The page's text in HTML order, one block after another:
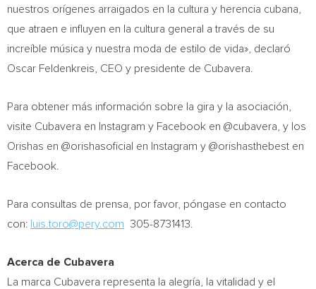
nuestros orígenes arraigados en la cultura y herencia cubana,
que atraen e influyen en la cultura general a través de su
increíble música y nuestra moda de estilo de vida», declaró
Oscar Feldenkreis , CEO y presidente de Cubavera.
Para obtener más información sobre la gira y la asociación,
visite Cubavera en Instagram y Facebook en @cubavera, y los
Orishas en @orishasoficial en Instagram y @orishasthebest en
Facebook.
Para consultas de prensa, por favor, póngase en contacto
con: luis.toro@pery.com 305-8731413.
Acerca de Cubavera
La marca Cubavera representa la alegría, la vitalidad y el